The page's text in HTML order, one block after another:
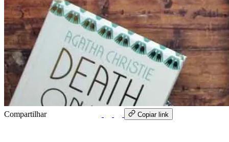
Compartilhar Copiar link